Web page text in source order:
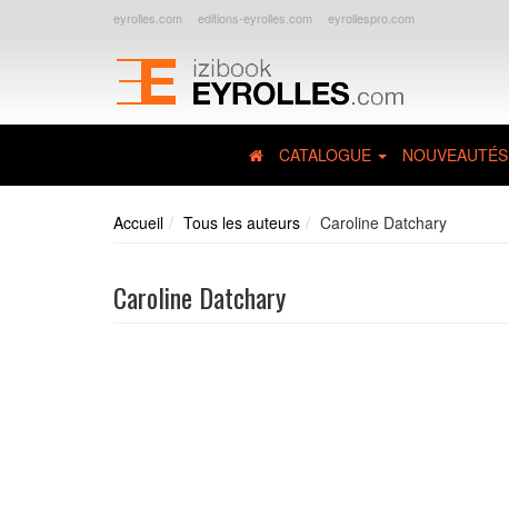
eyrolles.com editions-eyrolles.com eyrollespro.com
CATALOGUE NOUVEAUTÉS
Accueil Tous les auteurs Caroline Datchary
Caroline Datchary